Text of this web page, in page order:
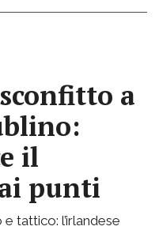
a
il
punti
tattico: l’irlandese